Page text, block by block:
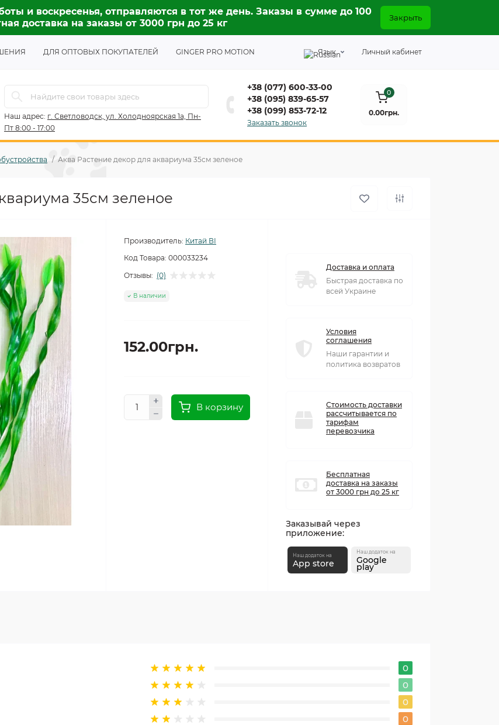
и воскресенья, отправляются в тот же день. Заказы в сумме до 100
доставка на заказы от 3000 грн до 25 кг
Закрыть
ДЛЯ ОПТОВЫХ ПОКУПАТЕЛЕЙ GINGER PRO MOTION Язык Личный кабинет
Наш адрес: г. Светловодск, ул. Холодноярская 1а, Пн-
Пт 8:00 - 17:00
+38 (077) 600-33-00
+38 (095) 839-65-57
+38 (099) 853-72-12
Заказать звонок
0
0.00грн.
Аква Растение декор для аквариума 35см зеленое
35см зеленое
Производитель: Китай ВІ
Код Товара: 000033234
Отзывы: (0)
В наличии
152.00грн.
В корзину
Доставка и оплата
Быстрая доставка по
всей Украине
Условия
соглашения
Наши гарантии и
политика возвратов
Стоимость доставки
рассчитывается по
тарифам
перевозчика
Бесплатная
доставка на заказы
от 3000 грн до 25 кг
Заказывай через
приложение:
Наш додаток на
App store
Наш додаток на
Google
play
0
0
0
0